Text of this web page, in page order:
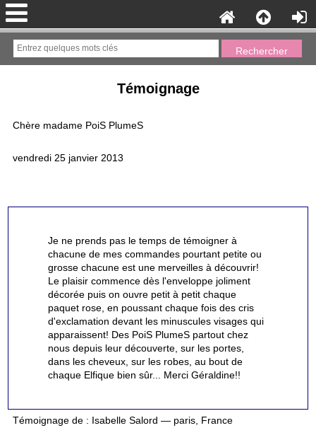
Témoignage
Chère madame PoiS PlumeS
vendredi 25 janvier 2013
Je ne prends pas le temps de témoigner à
chacune de mes commandes pourtant petite ou
grosse chacune est une merveilles à découvrir!
Le plaisir commence dès l'enveloppe joliment
décorée puis on ouvre petit à petit chaque
paquet rose, en poussant chaque fois des cris
d'exclamation devant les minuscules visages qui
apparaissent! Des PoiS PlumeS partout chez
nous depuis leur découverte, sur les portes,
dans les cheveux, sur les robes, au bout de
chaque Elfique bien sûr... Merci Géraldine!!
Témoignage de : Isabelle Salord — paris, France